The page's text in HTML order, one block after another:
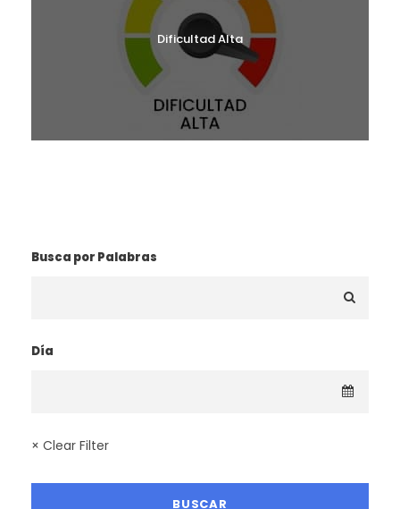
Dificultad Alta
Busca por Palabras
Día
× Clear Filter